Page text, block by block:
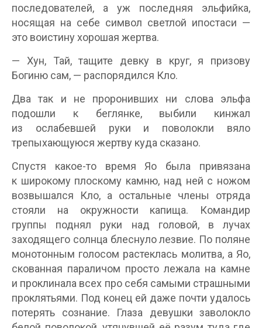
последователей, а уж последняя эльфийка,
носящая на себе символ светлой ипостаси —
это воистину хорошая жертва.
— Хун, Тай, тащите девку в круг, я призову
Богиню сам, — распорядился Кло.
Два так и не проронивших ни слова эльфа
подошли к беглянке, выбили кинжал
из ослабевшей руки и поволокли вяло
трепыхающуюся жертву куда сказано.
Спустя какое-то время Яо была привязана
к широкому плоскому камню, над ней с ножом
возвышался Кло, а остальные члены отряда
стояли на окружности капища. Командир
группы поднял руки над головой, в лучах
заходящего солнца блеснуло лезвие. По поляне
монотонным голосом растеклась молитва, а Яо,
скованная параличом просто лежала на камне
и проклинала всех про себя самыми страшными
проклятьями. Под конец ей даже почти удалось
потерять сознание. Глаза девушки заволокло